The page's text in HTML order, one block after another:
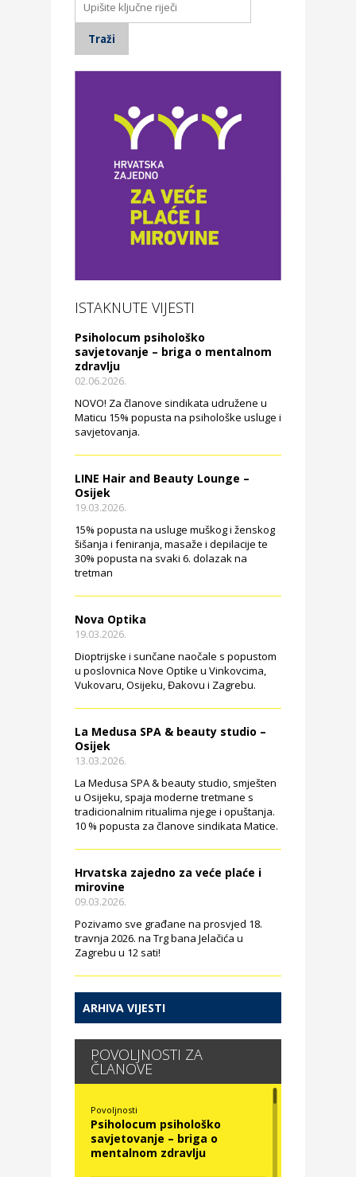
ISTAKNUTE VIJESTI
Psiholocum psihološko
savjetovanje – briga o mentalnom
zdravlju
02.06.2026.
NOVO! Za članove sindikata udružene u
Maticu 15% popusta na psihološke usluge i
savjetovanja.
LINE Hair and Beauty Lounge –
Osijek
19.03.2026.
15% popusta na usluge muškog i ženskog
šišanja i feniranja, masaže i depilacije te
30% popusta na svaki 6. dolazak na
tretman
Nova Optika
19.03.2026.
Dioptrijske i sunčane naočale s popustom
u poslovnica Nove Optike u Vinkovcima,
Vukovaru, Osijeku, Đakovu i Zagrebu.
La Medusa SPA & beauty studio –
Osijek
13.03.2026.
La Medusa SPA & beauty studio, smješten
u Osijeku, spaja moderne tretmane s
tradicionalnim ritualima njege i opuštanja.
10 % popusta za članove sindikata Matice.
Hrvatska zajedno za veće plaće i
mirovine
09.03.2026.
Pozivamo sve građane na prosvjed 18.
travnja 2026. na Trg bana Jelačića u
Zagrebu u 12 sati!
ARHIVA VIJESTI
POVOLJNOSTI ZA
ČLANOVE
Povoljnosti
Psiholocum psihološko
savjetovanje – briga o
mentalnom zdravlju